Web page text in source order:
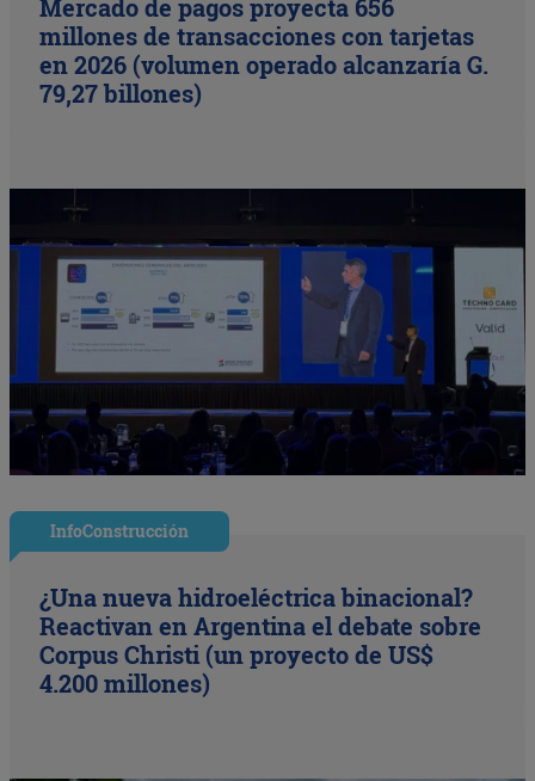
Mercado de pagos proyecta 656
millones de transacciones con tarjetas
en 2026 (volumen operado alcanzaría G.
79,27 billones)
InfoConstrucción
¿Una nueva hidroeléctrica binacional?
Reactivan en Argentina el debate sobre
Corpus Christi (un proyecto de US$
4.200 millones)